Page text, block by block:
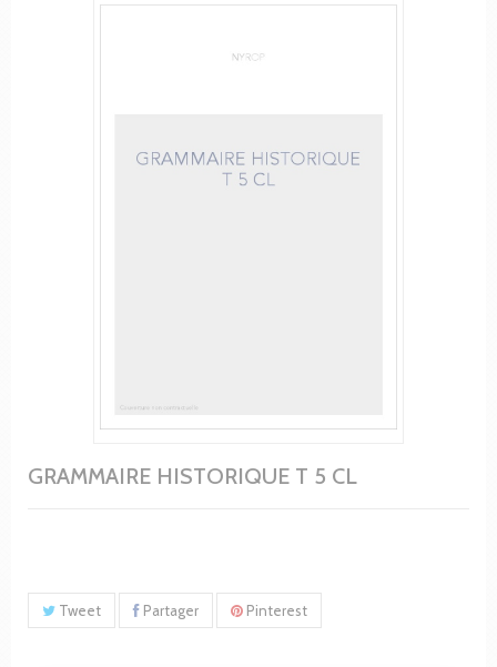
GRAMMAIRE HISTORIQUE T 5 CL
Tweet Partager Pinterest